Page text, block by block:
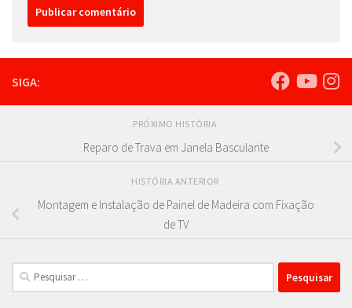
SIGA:
PRÓXIMO HISTÓRIA
Reparo de Trava em Janela Basculante
HISTÓRIA ANTERIOR
Montagem e Instalação de Painel de Madeira com Fixação
de TV
Pesquisar
por: